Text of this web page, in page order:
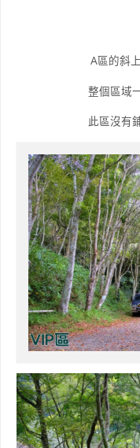
A區的斜
整個區域
此區沒有